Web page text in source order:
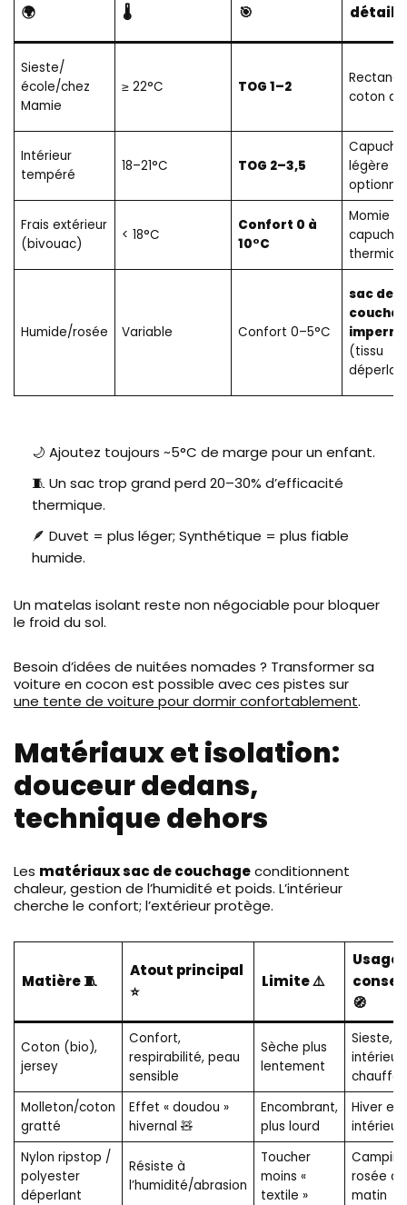
🌍 🌡️ 🎯 détails
Sieste/
école/chez
Mamie
≥ 22°C TOG 1–2
coton
Intérieur
tempéré
18–21°C TOG 2–3,5
Capuche
légère
Frais extérieur
(bivouac)
< 18°C
Confort 0 à
10°C
Momie +
capuche
Humide/rosée Variable Confort 0–5°C
sac de
(tissu
🌙 Ajoutez toujours ~5°C de marge pour un enfant.
🧵 Un sac trop grand perd 20–30% d’efficacité
thermique.
🪶 Duvet = plus léger; Synthétique = plus fiable
humide.
Un matelas isolant reste non négociable pour bloquer
le froid du sol.
Besoin d’idées de nuitées nomades ? Transformer sa
voiture en cocon est possible avec ces pistes sur
une tente de voiture pour dormir confortablement.
Matériaux et isolation:
douceur dedans,
technique dehors
Les matériaux sac de couchageconditionnent
chaleur, gestion de l’humidité et poids. L’intérieur
cherche le confort; l’extérieur protège.
Matière 🧵
Atout principal
⭐
Limite ⚠️
Usage
🧭
Coton (bio),
jersey
Confort,
respirabilité, peau
sensible
Sèche plus
lentement
Sieste,
intérieur
chauffé
Molleton/coton
gratté
Effet « doudou »
hivernal 🧸
Encombrant,
plus lourd
Hiver en
intérieur
Nylon ripstop /
polyester
déperlant
Résiste à
l’humidité/abrasion
Toucher
moins «
textile »
rosée du
matin